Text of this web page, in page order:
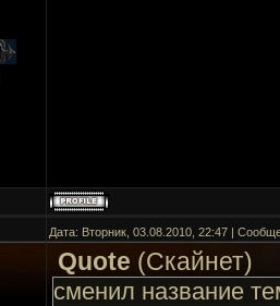
Дата: Вторник, 03.08.2010, 22:47 |
Quote (Скайнет)
сменил название